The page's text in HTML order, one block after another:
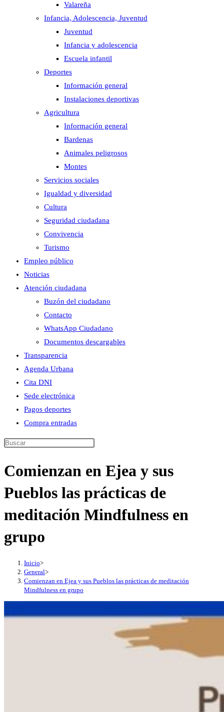
Valareña
Infancia, Adolescencia, Juventud
Juventud
Infancia y adolescencia
Escuela infantil
Deportes
Información general
Instalaciones deportivas
Agricultura
Información general
Bardenas
Animales peligrosos
Montes
Servicios sociales
Igualdad y diversidad
Cultura
Seguridad ciudadana
Convivencia
Turismo
Empleo público
Noticias
Atención ciudadana
Buzón del ciudadano
Contacto
WhatsApp Ciudadano
Documentos descargables
Transparencia
Agenda Urbana
Cita DNI
Sede electrónica
Pagos deportes
Compra entradas
Buscar
esta
Comienzan en Ejea y sus
Pueblos las prácticas de
meditación Mindfulness en
grupo
Inicio>
General>
Comienzan en Ejea y sus Pueblos las prácticas de meditación
Mindfulness en grupo